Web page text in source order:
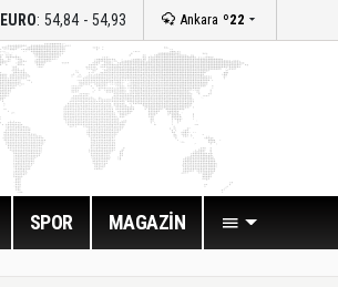
EURO: 54,84 - 54,93 Ankara º22
SPOR MAGAZİN